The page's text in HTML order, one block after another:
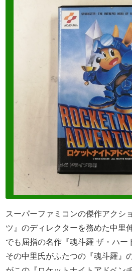
スーパーファミコンの傑作アクシ
ツ』のディレクターを務めた中里
でも屈指の名作『魂斗羅 ザ・ハー
その中里氏がふたつの『魂斗羅』